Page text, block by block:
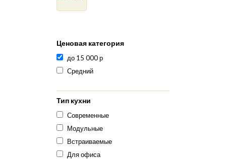
Ценовая категория
до 15 000 р
Средний
Тип кухни
Современные
Модульные
Встраиваемые
Для офиса